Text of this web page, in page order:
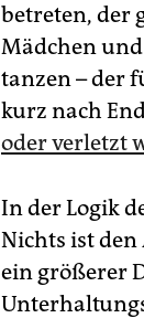
betreten, der
Mädchen
tanzen – der
kurz nach
oder verletzt
In der Logik
Nichts ist
ein größerer